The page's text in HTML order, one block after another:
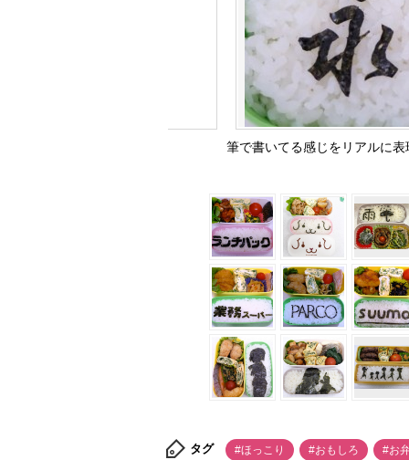
筆で書いてる感じをリアルに
タグ #ほっこり #おもしろ #お